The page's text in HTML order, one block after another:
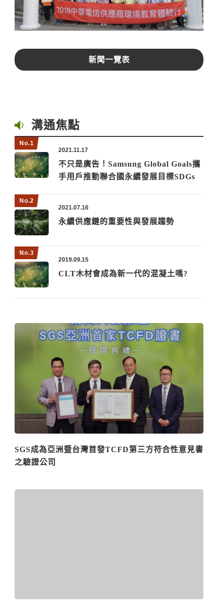
新聞一覽表
溝通焦點
2021.11.17
不只是廣告！Samsung Global Goals攜
手用戶推動聯合國永續發展目標SDGs
2021.07.16
永續供應鏈的重要性與發展趨勢
2019.09.15
CLT木材會成為新一代的混凝土嗎?
SGS成為亞洲暨台灣首發TCFD第三方符合性意見書
之驗證公司